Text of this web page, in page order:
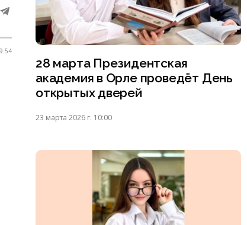
28 марта Президентская
академия в Орле проведёт День
открытых дверей
23 марта 2026 г. 10:00